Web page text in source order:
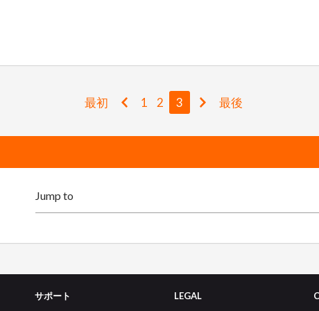
最初 1 2 3 最後
サポート LEGAL